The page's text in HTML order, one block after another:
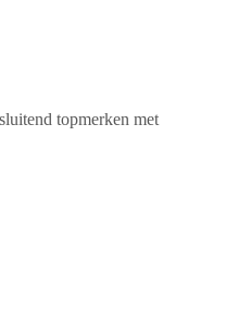
topmerken met